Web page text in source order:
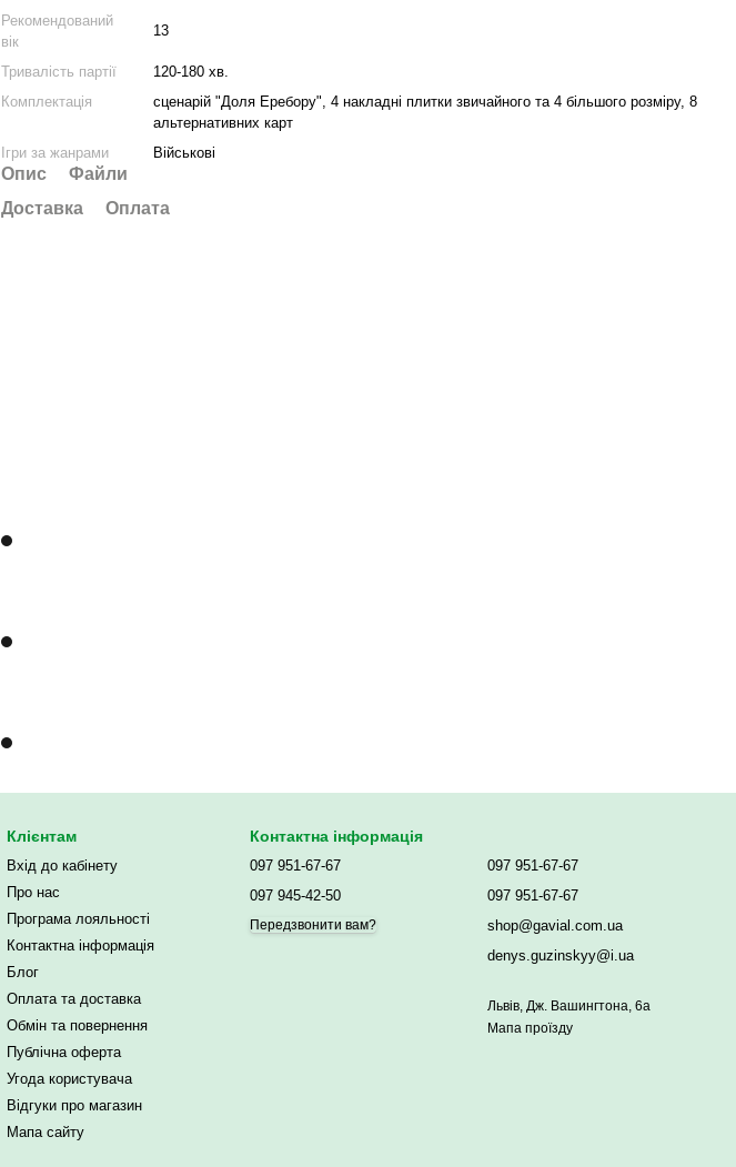
Рекомендований
вік
13
Тривалість партії
120-180 хв.
Комплектація
сценарій "Доля Еребору", 4 накладні плитки звичайного та 4 більшого розміру, 8
альтернативних карт
Ігри за жанрами
Військові
Опис
Файли
Доставка
Оплата
Клієнтам
Вхід до кабінету
Про нас
Програма лояльності
Контактна інформація
Блог
Оплата та доставка
Обмін та повернення
Публічна оферта
Угода користувача
Відгуки про магазин
Мапа сайту
Контактна інформація
097 951-67-67
097 945-42-50
Передзвонити вам?
097 951-67-67
097 951-67-67
shop@gavial.com.ua
denys.guzinskyy@i.ua
Львів, Дж. Вашингтона, 6а
Мапа проїзду